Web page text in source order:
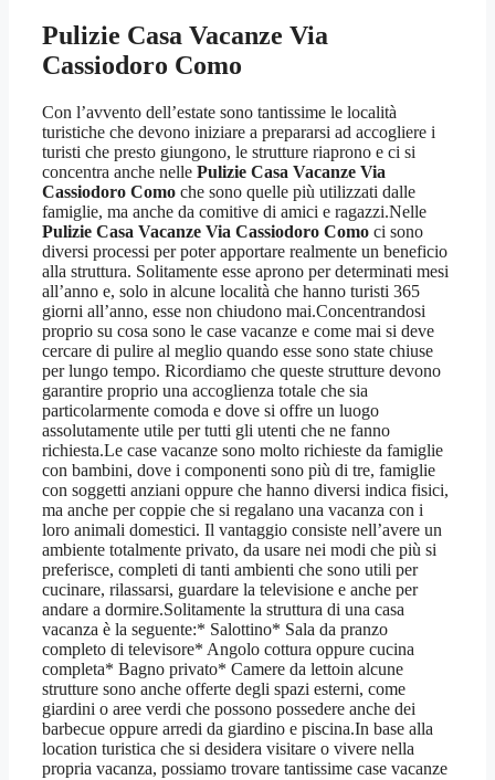
Pulizie Casa Vacanze Via
Cassiodoro Como
Con l’avvento dell’estate sono tantissime le località
turistiche che devono iniziare a prepararsi ad accogliere i
turisti che presto giungono, le strutture riaprono e ci si
concentra anche nelle Pulizie Casa Vacanze Via
Cassiodoro Como che sono quelle più utilizzati dalle
famiglie, ma anche da comitive di amici e ragazzi.Nelle
Pulizie Casa Vacanze Via Cassiodoro Como ci sono
diversi processi per poter apportare realmente un beneficio
alla struttura. Solitamente esse aprono per determinati mesi
all’anno e, solo in alcune località che hanno turisti 365
giorni all’anno, esse non chiudono mai.Concentrandosi
proprio su cosa sono le case vacanze e come mai si deve
cercare di pulire al meglio quando esse sono state chiuse
per lungo tempo. Ricordiamo che queste strutture devono
garantire proprio una accoglienza totale che sia
particolarmente comoda e dove si offre un luogo
assolutamente utile per tutti gli utenti che ne fanno
richiesta.Le case vacanze sono molto richieste da famiglie
con bambini, dove i componenti sono più di tre, famiglie
con soggetti anziani oppure che hanno diversi indica fisici,
ma anche per coppie che si regalano una vacanza con i
loro animali domestici. Il vantaggio consiste nell’avere un
ambiente totalmente privato, da usare nei modi che più si
preferisce, completi di tanti ambienti che sono utili per
cucinare, rilassarsi, guardare la televisione e anche per
andare a dormire.Solitamente la struttura di una casa
vacanza è la seguente:* Salottino* Sala da pranzo
completo di televisore* Angolo cottura oppure cucina
completa* Bagno privato* Camere da lettoin alcune
strutture sono anche offerte degli spazi esterni, come
giardini o aree verdi che possono possedere anche dei
barbecue oppure arredi da giardino e piscina.In base alla
location turistica che si desidera visitare o vivere nella
propria vacanza, possiamo trovare tantissime case vacanze